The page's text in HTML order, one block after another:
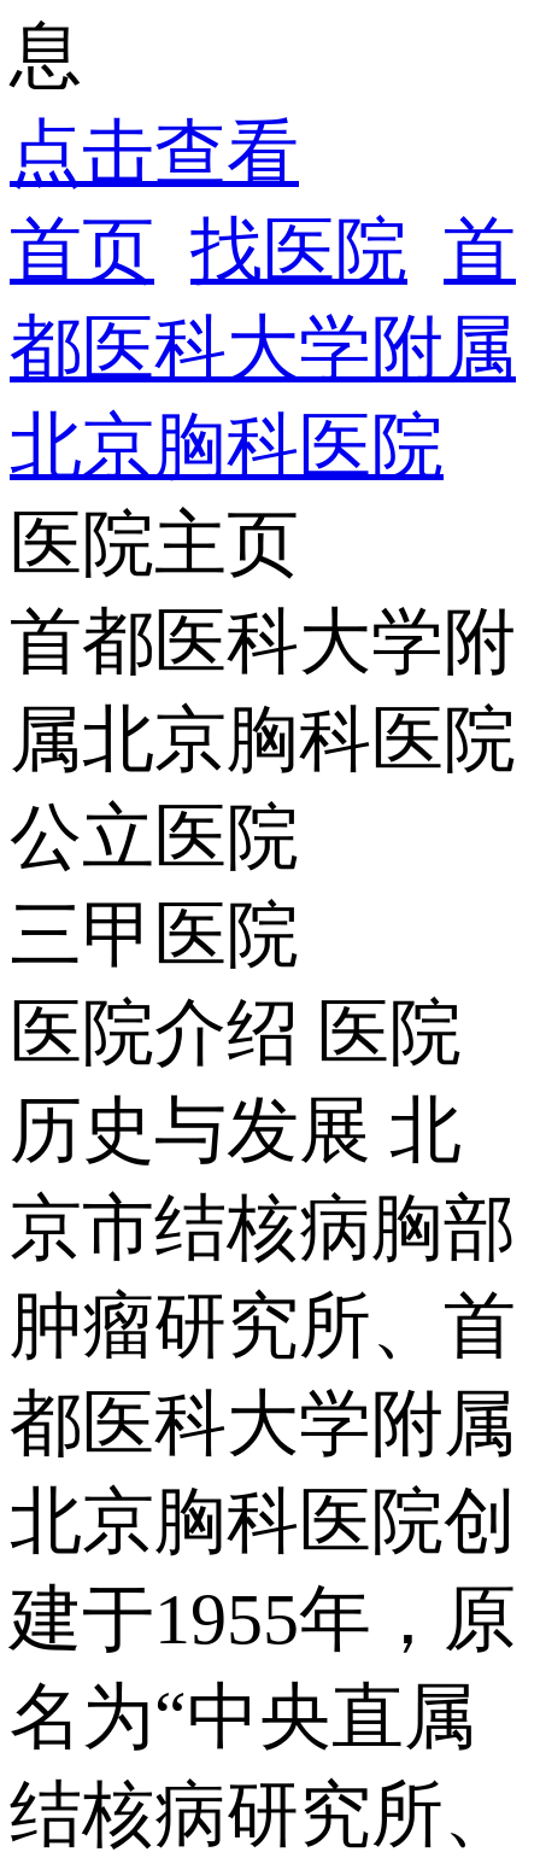
息
点击查看
首页 找医院 首
都医科大学附属
北京胸科医院
医院主页
首都医科大学附
属北京胸科医院
公立医院
三甲医院
医院介绍 医院
历史与发展 北
京市结核病胸部
肿瘤研究所、首
都医科大学附属
北京胸科医院创
建于1955年，原
名为“中央直属
结核病研究所、